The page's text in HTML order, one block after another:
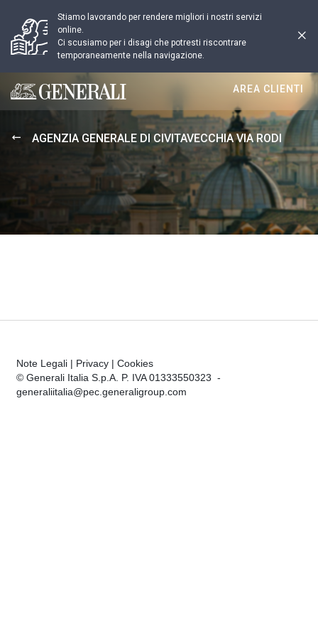
Stiamo lavorando per rendere migliori i nostri servizi
online.
Ci scusiamo per i disagi che potresti riscontrare
temporaneamente nella navigazione.
Generali logo
AREA CLIENTI
AGENZIA GENERALE DI CIVITAVECCHIA VIA RODI
Note Legali | Privacy | Cookies
© Generali Italia S.p.A. P. IVA 01333550323 -
generaliitalia@pec.generaligroup.com